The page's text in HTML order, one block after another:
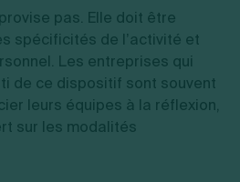
pas. Elle doit être
spécificités de l’activité et
Les entreprises qui
de ce dispositif sont souvent
leurs équipes à la réflexion,
sur les modalités